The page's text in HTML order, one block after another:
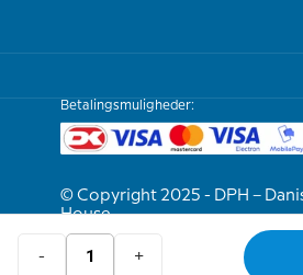
- +
Betalingsmuligheder:
© Copyright 2025 - DPH –
House